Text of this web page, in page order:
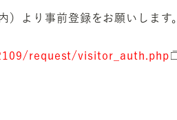
）より事前登録をお願いします
request/visitor_auth.php